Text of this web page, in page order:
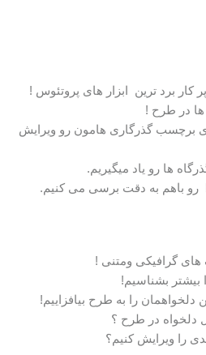
کار برد ترین ابزار های پروتئوس !
در طرح !
برچسب گذرگاری هامون رو ویرایش
ها رو یاد میگیریم.
گرافیکی ومتنی !
بیشتر بشناسیم!
دلخواهمان را به طرح بیافزاییم!
دلخواه در طرح ؟
را ویرایش کنیم؟